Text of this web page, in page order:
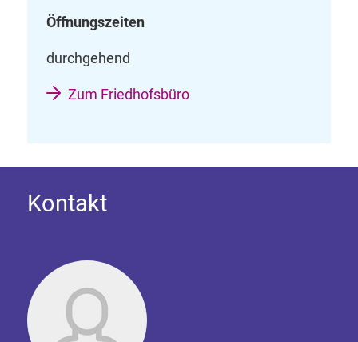
Öffnungszeiten
durchgehend
Zum Friedhofsbüro
Kontakt